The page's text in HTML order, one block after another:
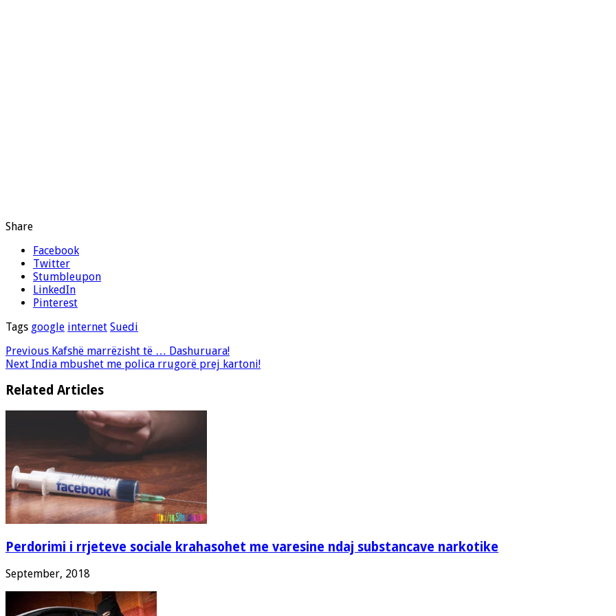
Share
Facebook
Twitter
Stumbleupon
LinkedIn
Pinterest
Tags google internet Suedi
Previous Kafshë marrëzisht të … Dashuruara!
Next India mbushet me polica rrugorë prej kartoni!
Related Articles
Perdorimi i rrjeteve sociale krahasohet me varesine ndaj substancave narkotike
September, 2018